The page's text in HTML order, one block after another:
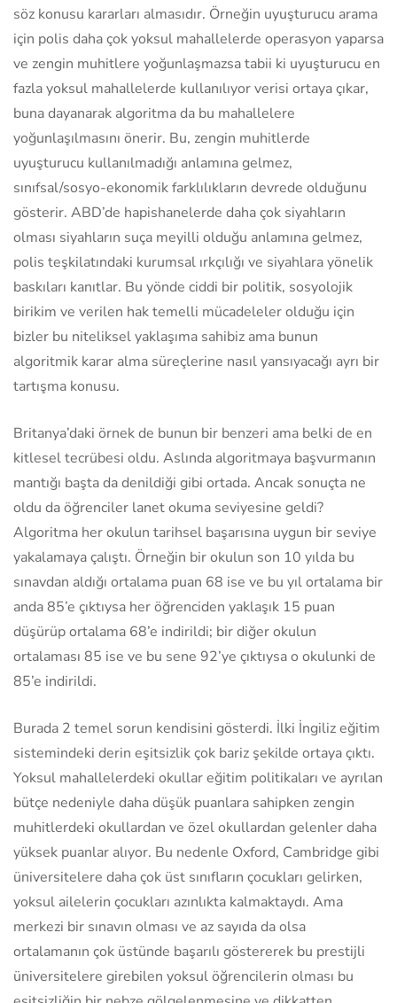
söz konusu kararları almasıdır. Örneğin uyuşturucu arama
için polis daha çok yoksul mahallelerde operasyon yaparsa
ve zengin muhitlere yoğunlaşmazsa tabii ki uyuşturucu en
fazla yoksul mahallelerde kullanılıyor verisi ortaya çıkar,
buna dayanarak algoritma da bu mahallelere
yoğunlaşılmasını önerir. Bu, zengin muhitlerde
uyuşturucu kullanılmadığı anlamına gelmez,
sınıfsal/sosyo-ekonomik farklılıkların devrede olduğunu
gösterir. ABD’de hapishanelerde daha çok siyahların
olması siyahların suça meyilli olduğu anlamına gelmez,
polis teşkilatındaki kurumsal ırkçılığı ve siyahlara yönelik
baskıları kanıtlar. Bu yönde ciddi bir politik, sosyolojik
birikim ve verilen hak temelli mücadeleler olduğu için
bizler bu niteliksel yaklaşıma sahibiz ama bunun
algoritmik karar alma süreçlerine nasıl yansıyacağı ayrı bir
tartışma konusu.
Britanya’daki örnek de bunun bir benzeri ama belki de en
kitlesel tecrübesi oldu. Aslında algoritmaya başvurmanın
mantığı başta da denildiği gibi ortada. Ancak sonuçta ne
oldu da öğrenciler lanet okuma seviyesine geldi?
Algoritma her okulun tarihsel başarısına uygun bir seviye
yakalamaya çalıştı. Örneğin bir okulun son 10 yılda bu
sınavdan aldığı ortalama puan 68 ise ve bu yıl ortalama bir
anda 85’e çıktıysa her öğrenciden yaklaşık 15 puan
düşürüp ortalama 68’e indirildi; bir diğer okulun
ortalaması 85 ise ve bu sene 92’ye çıktıysa o okulunki de
85’e indirildi.
Burada 2 temel sorun kendisini gösterdi. İlki İngiliz eğitim
sistemindeki derin eşitsizlik çok bariz şekilde ortaya çıktı.
Yoksul mahallelerdeki okullar eğitim politikaları ve ayrılan
bütçe nedeniyle daha düşük puanlara sahipken zengin
muhitlerdeki okullardan ve özel okullardan gelenler daha
yüksek puanlar alıyor. Bu nedenle Oxford, Cambridge gibi
üniversitelere daha çok üst sınıfların çocukları gelirken,
yoksul ailelerin çocukları azınlıkta kalmaktaydı. Ama
merkezi bir sınavın olması ve az sayıda da olsa
ortalamanın çok üstünde başarılı göstererek bu prestijli
üniversitelere girebilen yoksul öğrencilerin olması bu